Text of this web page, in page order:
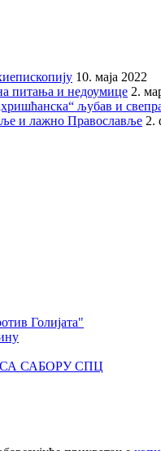
10. маја 2022
питања и недоумице 2.
љубав и
и лажно Православље 2.
Голијата"
САБОРУ СПЦ